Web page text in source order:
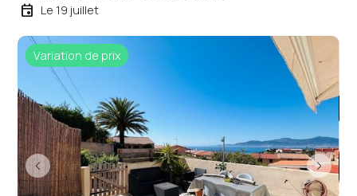
event Le 19 juillet
Variation de prix